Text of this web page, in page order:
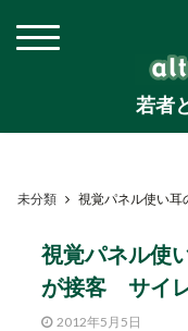
若者
未分類 視覚パネル使い
視覚パネル使
が接客 サイ
2012年5月5日